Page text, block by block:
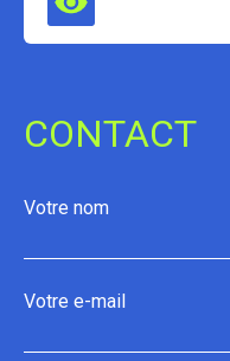
CONTACT
Votre nom
Votre e-mail